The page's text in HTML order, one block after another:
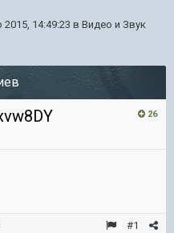
2015, 14:49:23 в Видео и Звук
26
#1